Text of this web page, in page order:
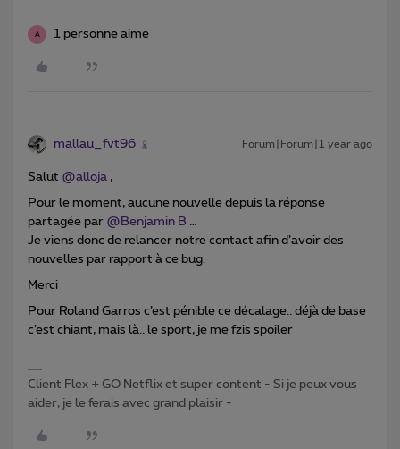
A 1 personne aime
mallau_fvt96 Forum|Forum|1 year ago
Salut ​ @alloja ,
Pour le moment, aucune nouvelle depuis la réponse
partagée par ​ @Benjamin B …
Je viens donc de relancer notre contact afin d’avoir des
nouvelles par rapport à ce bug.
Merci
Pour Roland Garros c’est pénible ce décalage.. déjà de base
c’est chiant, mais là.. le sport, je me fzis spoiler
Client Flex + GO Netflix et super content - Si je peux vous
aider, je le ferais avec grand plaisir -